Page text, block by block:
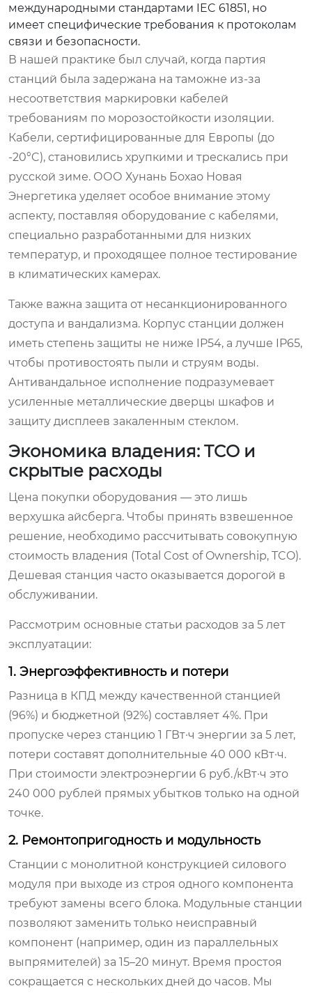
международными стандартами IEC 61851, но
имеет специфические требования к протоколам
связи и безопасности.
В нашей практике был случай, когда партия
станций была задержана на таможне из-за
несоответствия маркировки кабелей
требованиям по морозостойкости изоляции.
Кабели, сертифицированные для Европы (до
-20°C), становились хрупкими и трескались при
русской зиме. ООО Хунань Бохао Новая
Энергетика уделяет особое внимание этому
аспекту, поставляя оборудование с кабелями,
специально разработанными для низких
температур, и проходящее полное тестирование
в климатических камерах.
Также важна защита от несанкционированного
доступа и вандализма. Корпус станции должен
иметь степень защиты не ниже IP54, а лучше IP65,
чтобы противостоять пыли и струям воды.
Антивандальное исполнение подразумевает
усиленные металлические дверцы шкафов и
защиту дисплеев закаленным стеклом.
Экономика владения: TCO и
скрытые расходы
Цена покупки оборудования — это лишь
верхушка айсберга. Чтобы принять взвешенное
решение, необходимо рассчитывать совокупную
стоимость владения (Total Cost of Ownership, TCO).
Дешевая станция часто оказывается дорогой в
обслуживании.
Рассмотрим основные статьи расходов за 5 лет
эксплуатации:
1. Энергоэффективность и потери
Разница в КПД между качественной станцией
(96%) и бюджетной (92%) составляет 4%. При
пропуске через станцию 1 ГВт·ч энергии за 5 лет,
потери составят дополнительные 40 000 кВт·ч.
При стоимости электроэнергии 6 руб./кВт·ч это
240 000 рублей прямых убытков только на одной
точке.
2. Ремонтопригодность и модульность
Станции с монолитной конструкцией силового
модуля при выходе из строя одного компонента
требуют замены всего блока. Модульные станции
позволяют заменить только неисправный
компонент (например, один из параллельных
выпрямителей) за 15–20 минут. Время простоя
сокращается с нескольких дней до часов. Мы